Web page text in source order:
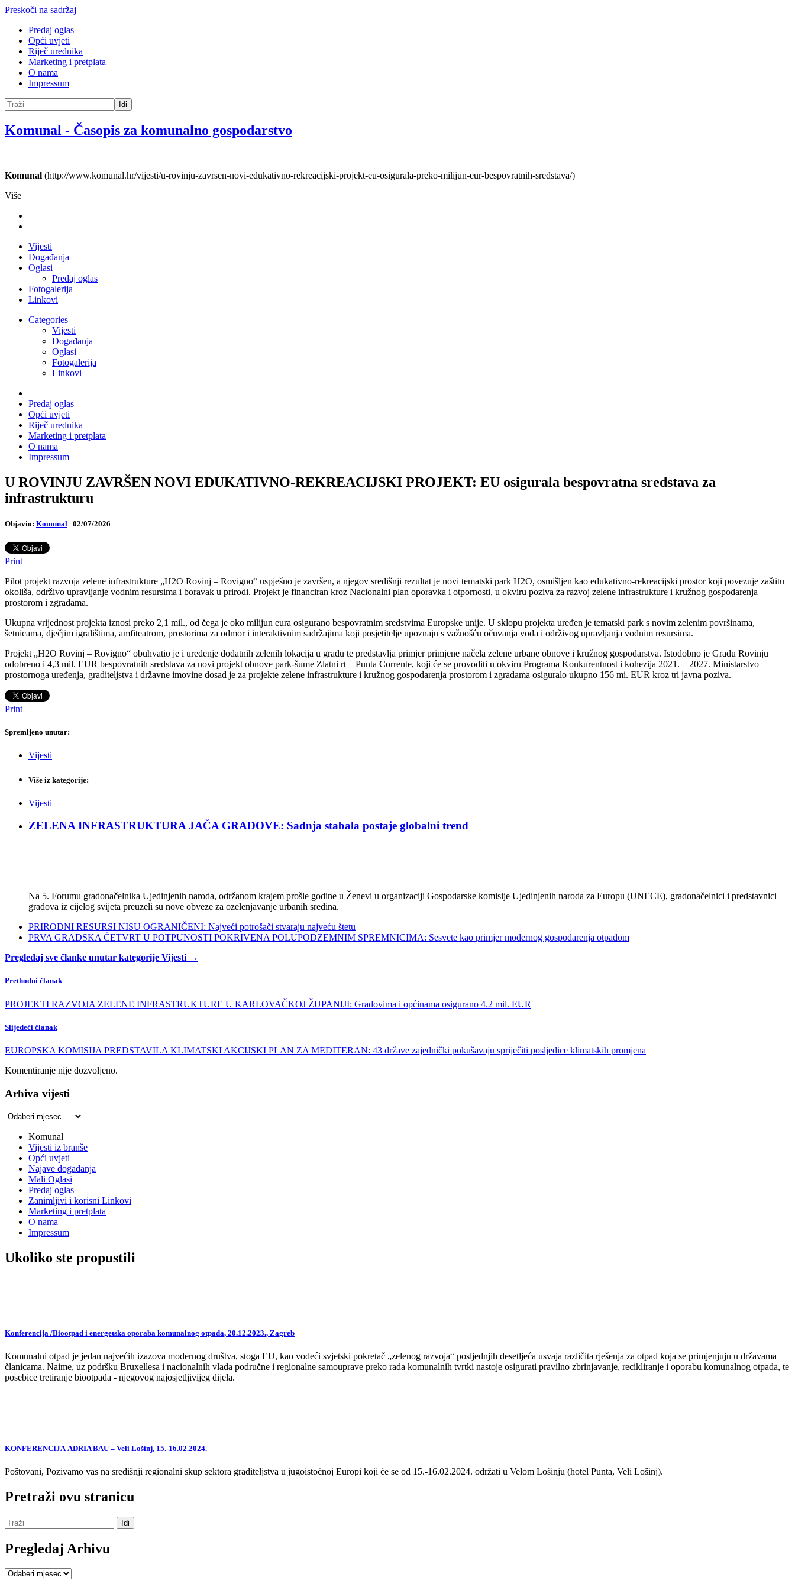
Preskoči na sadržaj
Predaj oglas
Opći uvjeti
Riječ urednika
Marketing i pretplata
O nama
Impressum
Idi
Komunal - Časopis za komunalno gospodarstvo
Komunal (http://www.komunal.hr/vijesti/u-rovinju-zavrsen-novi-edukativno-rekreacijski-projekt-eu-osigurala-preko-milijun-eur-bespovratnih-sredstava/)
Više
Vijesti
Događanja
Oglasi
Predaj oglas
Fotogalerija
Linkovi
Categories
Vijesti
Događanja
Oglasi
Fotogalerija
Linkovi
Predaj oglas
Opći uvjeti
Riječ urednika
Marketing i pretplata
O nama
Impressum
U ROVINJU ZAVRŠEN NOVI EDUKATIVNO-REKREACIJSKI PROJEKT: EU osigurala bespovratna sredstava za
infrastrukturu
Objavio: Komunal | 02/07/2026
Print
Pilot projekt razvoja zelene infrastrukture „H2O Rovinj – Rovigno“ uspješno je završen, a njegov središnji rezultat je novi tematski park H2O, osmišljen kao edukativno-rekreacijski prostor koji povezuje zaštitu
okoliša, održivo upravljanje vodnim resursima i boravak u prirodi. Projekt je financiran kroz Nacionalni plan oporavka i otpornosti, u okviru poziva za razvoj zelene infrastrukture i kružnog gospodarenja
prostorom i zgradama.
Ukupna vrijednost projekta iznosi preko 2,1 mil., od čega je oko milijun eura osigurano bespovratnim sredstvima Europske unije. U sklopu projekta uređen je tematski park s novim zelenim površinama,
šetnicama, dječjim igralištima, amfiteatrom, prostorima za odmor i interaktivnim sadržajima koji posjetitelje upoznaju s važnošću očuvanja voda i održivog upravljanja vodnim resursima.
Projekt „H2O Rovinj – Rovigno“ obuhvatio je i uređenje dodatnih zelenih lokacija u gradu te predstavlja primjer primjene načela zelene urbane obnove i kružnog gospodarstva. Istodobno je Gradu Rovinju
odobreno i 4,3 mil. EUR bespovratnih sredstava za novi projekt obnove park-šume Zlatni rt – Punta Corrente, koji će se provoditi u okviru Programa Konkurentnost i kohezija 2021. – 2027. Ministarstvo
prostornoga uređenja, graditeljstva i državne imovine dosad je za projekte zelene infrastrukture i kružnog gospodarenja prostorom i zgradama osiguralo ukupno 156 mi. EUR kroz tri javna poziva.
Print
Spremljeno unutar:
Vijesti
Više iz kategorije:
Vijesti
ZELENA INFRASTRUKTURA JAČA GRADOVE: Sadnja stabala postaje globalni trend
Na 5. Forumu gradonačelnika Ujedinjenih naroda, održanom krajem prošle godine u Ženevi u organizaciji Gospodarske komisije Ujedinjenih naroda za Europu (UNECE), gradonačelnici i predstavnici
gradova iz cijelog svijeta preuzeli su nove obveze za ozelenjavanje urbanih sredina.
PRIRODNI RESURSI NISU OGRANIČENI: Najveći potrošači stvaraju najveću štetu
PRVA GRADSKA ČETVRT U POTPUNOSTI POKRIVENA POLUPODZEMNIM SPREMNICIMA: Sesvete kao primjer modernog gospodarenja otpadom
Pregledaj sve članke unutar kategorije Vijesti →
Prethodni članak
PROJEKTI RAZVOJA ZELENE INFRASTRUKTURE U KARLOVAČKOJ ŽUPANIJI: Gradovima i općinama osigurano 4.2 mil. EUR
Slijedeći članak
EUROPSKA KOMISIJA PREDSTAVILA KLIMATSKI AKCIJSKI PLAN ZA MEDITERAN: 43 države zajednički pokušavaju spriječiti posljedice klimatskih promjena
Komentiranje nije dozvoljeno.
Arhiva vijesti
Arhiva
Komunal
Vijesti iz branše
Opći uvjeti
Najave događanja
Mali Oglasi
Predaj oglas
Zanimljivi i korisni Linkovi
Marketing i pretplata
O nama
Impressum
Ukoliko ste propustili
Konferencija /Biootpad i energetska oporaba komunalnog otpada, 20.12.2023., Zagreb
Komunalni otpad je jedan najvećih izazova modernog društva, stoga EU, kao vodeći svjetski pokretač „zelenog razvoja“ posljednjih desetljeća usvaja različita rješenja za otpad koja se primjenjuju u državama
članicama. Naime, uz podršku Bruxellesa i nacionalnih vlada područne i regionalne samouprave preko rada komunalnih tvrtki nastoje osigurati pravilno zbrinjavanje, recikliranje i oporabu komunalnog otpada, te
posebice tretiranje biootpada - njegovog najosjetljivijeg dijela.
KONFERENCIJA ADRIA BAU – Veli Lošinj, 15.-16.02.2024.
Poštovani, Pozivamo vas na središnji regionalni skup sektora graditeljstva u jugoistočnoj Europi koji će se od 15.-16.02.2024. održati u Velom Lošinju (hotel Punta, Veli Lošinj).
Pretraži ovu stranicu
Pregledaj Arhivu
Pregledaj